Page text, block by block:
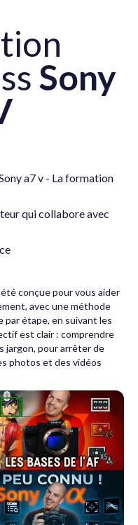
Sony
a7 v - La formation
qui collabore avec
conçue pour vous aider
avec une méthode
par étape, en suivant les
est clair : comprendre
jargon, pour arrêter de
photos et des vidéos